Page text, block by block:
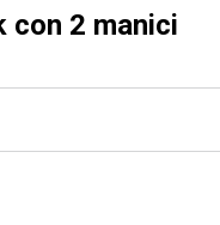
con 2 manici